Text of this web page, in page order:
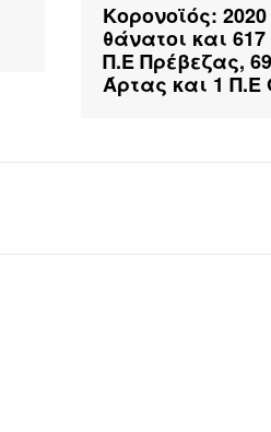
Κορονοϊός:
θάνατοι και
Π.Ε Πρέβεζας,
Άρτας και 1